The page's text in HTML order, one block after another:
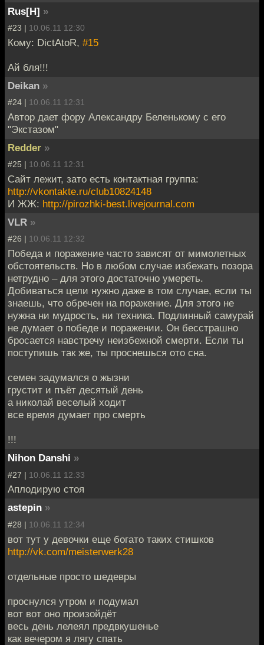
Rus[H] »
#23 | 10.06.11 12:30
Кому: DictAtoR, #15
Ай бля!!!
Deikan »
#24 | 10.06.11 12:31
Автор дает фору Александру Беленькому с его
"Экстазом"
Redder »
#25 | 10.06.11 12:31
Сайт лежит, зато есть контактная группа:
http://vkontakte.ru/club10824148
И ЖЖ: http://pirozhki-best.livejournal.com
VLR »
#26 | 10.06.11 12:32
Победа и поражение часто зависят от мимолетных
обстоятельств. Но в любом случае избежать позора
нетрудно – для этого достаточно умереть.
Добиваться цели нужно даже в том случае, если ты
знаешь, что обречен на поражение. Для этого не
нужна ни мудрость, ни техника. Подлинный самурай
не думает о победе и поражении. Он бесстрашно
бросается навстречу неизбежной смерти. Если ты
поступишь так же, ты проснешься ото сна.
семен задумался о жызни
грустит и пъёт десятый день
а николай веселый ходит
все время думает про смерть
!!!
Nihon Danshi »
#27 | 10.06.11 12:33
Аплодирую стоя
astepin »
#28 | 10.06.11 12:34
вот тут у девочки еще богато таких стишков
http://vk.com/meisterwerk28
отдельные просто шедевры
проснулся утром и подумал
вот вот оно произойдёт
весь день лелеял предвкушенье
как вечером я лягу спать